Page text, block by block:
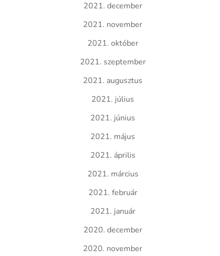
2021. december
2021. november
2021. október
2021. szeptember
2021. augusztus
2021. július
2021. június
2021. május
2021. április
2021. március
2021. február
2021. január
2020. december
2020. november